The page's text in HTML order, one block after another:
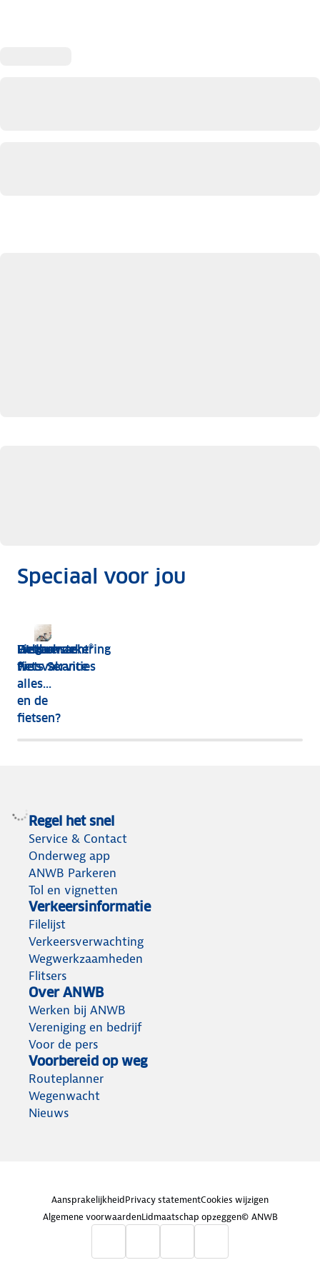
Speciaal voor jou
De leukste
fietsvakanties
Hebben
we
alles...
en de
fietsen?
Wegenwacht®
Fiets Service
Fietsverzekering
Regel het snel
Service & Contact
Onderweg app
ANWB Parkeren
Tol en vignetten
Verkeersinformatie
Filelijst
Verkeersverwachting
Wegwerkzaamheden
Flitsers
Over ANWB
Werken bij ANWB
Vereniging en bedrijf
Voor de pers
Voorbereid op weg
Routeplanner
Wegenwacht
Nieuws
AansprakelijkheidPrivacy statementCookies wijzigen
Algemene voorwaardenLidmaatschap opzeggen© ANWB